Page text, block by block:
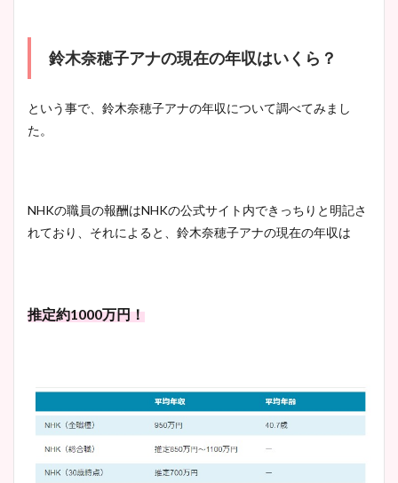
鈴木奈穂子アナの現在の年収はいくら？
という事で、鈴木奈穂子アナの年収について調べてみまし
た。
NHKの職員の報酬はNHKの公式サイト内できっちりと明記さ
れており、それによると、鈴木奈穂子アナの現在の年収は
推定約1000万円！